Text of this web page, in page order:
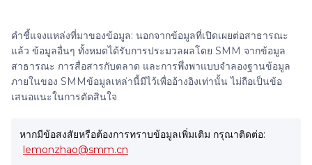
คำชี้แจงแหล่งที่มาของข้อมูล: นอกจากข้อมูลที่เปิดเผยต่อสาธารณะ
แล้ว ข้อมูลอื่นๆ ทั้งหมดได้รับการประมวลผลโดย SMM จากข้อมูล
สาธารณะ การสื่อสารกับตลาด และการพึ่งพาแบบจำลองฐานข้อมูล
ภายในของ SMMข้อมูลเหล่านี้มีไว้เพื่ออ้างอิงเท่านั้น ไม่ถือเป็นข้อ
เสนอแนะในการตัดสินใจ
หากมีข้อสงสัยหรือต้องการทราบข้อมูลเพิ่มเติม กรุณาติดต่อ:
lemonzhao@smm.cn